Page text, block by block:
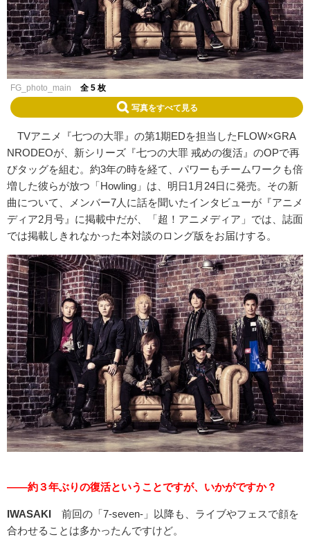
FG_photo_main 全 5 枚
写真をすべて見る
TVアニメ『七つの大罪』の第1期EDを担当したFLOW×GRA
NRODEOが、新シリーズ『七つの大罪 戒めの復活』のOPで再
びタッグを組む。約3年の時を経て、パワーもチームワークも倍
増した彼らが放つ「Howling」は、明日1月24日に発売。その新
曲について、メンバー7人に話を聞いたインタビューが『アニメ
ディア2月号』に掲載中だが、「超！アニメディア」では、誌面
では掲載しきれなかった本対談のロング版をお届けする。
――約３年ぶりの復活ということですが、いかがですか？
IWASAKI 前回の「7-seven-」以降も、ライブやフェスで顔を
合わせることは多かったんですけど。